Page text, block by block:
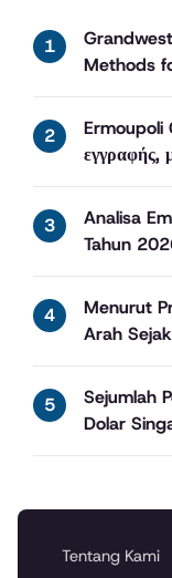
Methods
Ermoupoli
εγγραφής,
Analisa
Tahun
Menurut
Arah
Sejumlah
Dolar
Tentang Kami